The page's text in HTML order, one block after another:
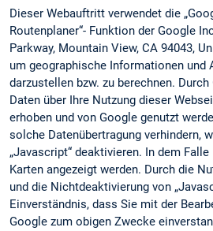
Dieser Webauftritt verwendet die
Routenplaner“- Funktion der Google
Parkway, Mountain View, CA 94043,
um geographische Informationen und
darzustellen bzw. zu berechnen.
Daten über Ihre Nutzung dieser
erhoben und von Google genutzt
solche Datenübertragung verhindern,
„Javascript“ deaktivieren. In dem
Karten angezeigt werden. Durch die
und die Nichtdeaktivierung von
Einverständnis, dass Sie mit der
Google zum obigen Zwecke